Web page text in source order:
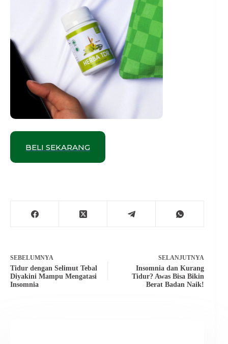
BELI SEKARANG
SEBELUMNYA
Tidur dengan Selimut Tebal
Diyakini Mampu Mengatasi
Insomnia
SELANJUTNYA
Insomnia dan Kurang
Tidur? Awas Bisa Bikin
Berat Badan Naik!